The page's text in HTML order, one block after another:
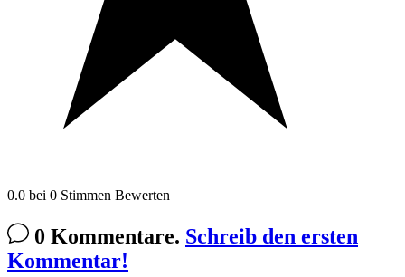
0.0 bei 0 Stimmen Bewerten
0 Kommentare. Schreib den ersten
Kommentar!